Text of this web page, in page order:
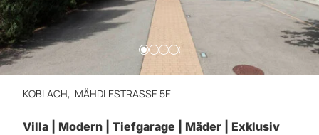
KOBLACH, MÄHDLESTRASSE 5E
Villa | Modern | Tiefgarage | Mäder | Exklusiv